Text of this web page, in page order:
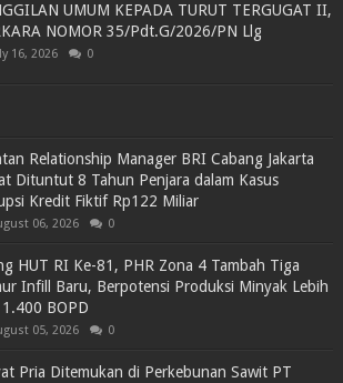
UMUM KEPADA TURUT TERGUGAT II,
NOMOR 35/Pdt.G/2026/PN Llg
16, 2026 0
Relationship Manager BRI Cabang Jakarta
Dituntut 8 Tahun Penjara dalam Kasus
Kredit Fiktif Rp122 Miliar
06, 2026 0
HUT RI Ke-81, PHR Zona 4 Tambah Tiga
Infill Baru, Berpotensi Produksi Minyak Lebih
BOPD
05, 2026 0
Pria Ditemukan di Perkebunan Sawit PT